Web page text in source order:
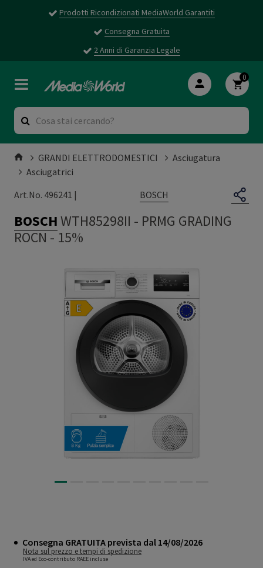
Prodotti Ricondizionati MediaWorld Garantiti
Consegna Gratuita
2 Anni di Garanzia Legale
0
GRANDI ELETTRODOMESTICI
Asciugatura
Asciugatrici
Art.No. 496241 |
BOSCH
BOSCHWTH85298II - PRMG GRADING
ROCN - 15%
Consegna GRATUITA prevista dal 14/08/2026
Nota sul prezzo e tempi di spedizione
IVA ed Eco-contributo RAEE incluse